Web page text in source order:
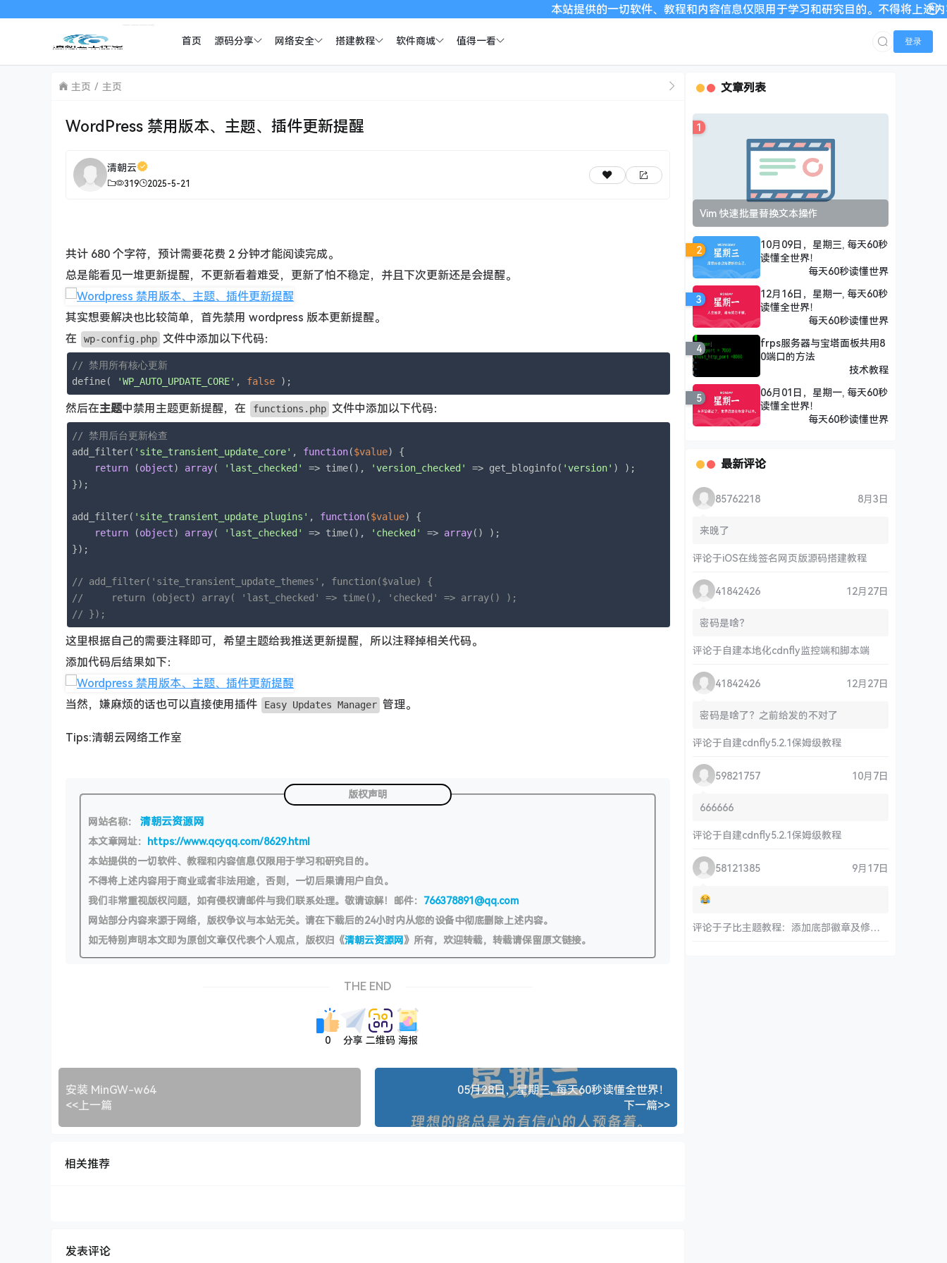
本站提供的一切软件、教程和内容信息仅限用于学习和研究目的。不得将上述内容
首页 源码分享 网络安全 搭建教程 软件商城 值得一看 登录
主页 主页
WordPress 禁用版本、主题、插件更新提醒
清朝云
319 2025-5-21
共计 680 个字符，预计需要花费 2 分钟才能阅读完成。
总是能看见一堆更新提醒，不更新看着难受，更新了怕不稳定，并且下次更新还是会提醒。
其实想要解决也比较简单，首先禁用 wordpress 版本更新提醒。
在
wp-config.php 文件中添加以下代码：
// 禁用所有核心更新
define(
'WP_AUTO_UPDATE_CORE' , false );
然后在主题中禁用主题更新提醒，在 functions.php 文件中添加以下代码：
// 禁用后台更新检查
add_filter( 'site_transient_update_core' , function($value) {
return (object) array( 'last_checked' => time(), 'version_checked' => get_bloginfo( 'version' ) );
});
add_filter( 'site_transient_update_plugins' , function($value) {
return (object) array( 'last_checked' => time(), 'checked' => array() );
});
// add_filter('site_transient_update_themes', function($value) {
//     return (object) array( 'last_checked' => time(), 'checked' => array() );
// });
这里根据自己的需要注释即可，希望主题给我推送更新提醒，所以注释掉相关代码。
添加代码后结果如下：
当然，嫌麻烦的话也可以直接使用插件 Easy Updates Manager 管理。
Tips:清朝云网络工作室
版权声明
网站名称： 清朝云资源网
本文章网址： https://www.qcyqq.com/8629.html
本站提供的一切软件、教程和内容信息仅限用于学习和研究目的。
不得将上述内容用于商业或者非法用途，否则，一切后果请用户自负。
我们非常重视版权问题，如有侵权请邮件与我们联系处理。敬请谅解！邮件： 766378891@qq.com
网站部分内容来源于网络，版权争议与本站无关。请在下载后的24小时内从您的设备中彻底删除上述内容。
如无特别声明本文即为原创文章仅代表个人观点，版权归《清朝云资源网》所有，欢迎转载，转载请保留原文链接。
THE END
0 分享 二维码 海报
安装 MinGW-w64
<<上一篇
05月28日，星期三, 每天60秒读懂全世界！
下一篇>>
相关推荐
发表评论
文章列表
1
Vim 快速批量替换文本操作
2
10月09日，星期三, 每天60秒
读懂全世界！
每天60秒读懂世界
3
12月16日，星期一, 每天60秒
读懂全世界！
每天60秒读懂世界
4
frps服务器与宝塔面板共用8
0端口的方法
技术教程
5
06月01日，星期一, 每天60秒
读懂全世界！
每天60秒读懂世界
最新评论
85762218 8月3日
来晚了
评论于iOS在线签名网页版源码搭建教程
41842426 12月27日
密码是啥？
评论于自建本地化cdnfly监控端和脚本端
41842426 12月27日
密码是啥了？之前给发的不对了
评论于自建cdnfly5.2.1保姆级教程
59821757 10月7日
666666
评论于自建cdnfly5.2.1保姆级教程
58121385 9月17日
评论于子比主题教程：添加底部徽章及修改链接和运行时间